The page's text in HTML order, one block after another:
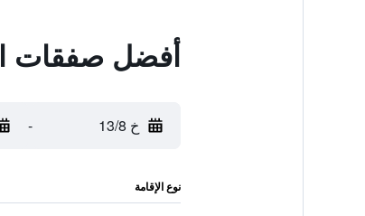
أفضل صفقات
خ 13/8 -
نوع الإقامة